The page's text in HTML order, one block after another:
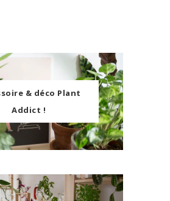
& déco Plant
Addict !